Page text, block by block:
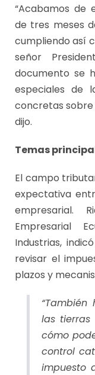
“Acabamos de
de tres meses
cumpliendo así
señor
documento se
especiales de
concretas sobre
dijo.
Temas
El campo
expectativa
empresarial.
Empresarial
Industrias,
revisar el
plazos y
las
cómo
control
impuesto